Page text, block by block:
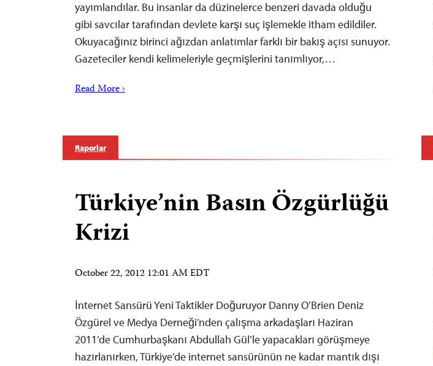
yayımlandılar. Bu insanlar da düzinelerce benzeri davada olduğu
gibi savcılar tarafından devlete karşı suç işlemekle itham edildiler.
Okuyacağınız birinci ağızdan anlatımlar farklı bir bakış açısı sunuyor.
Gazeteciler kendi kelimeleriyle geçmişlerini tanımlıyor,…
Read More ›
Raporlar
Türkiye’nin Basın Özgürlüğü
Krizi
October 22, 2012 12:01 AM EDT
İnternet Sansürü Yeni Taktikler Doğuruyor Danny O’Brien Deniz
Özgürel ve Medya Derneği’nden çalışma arkadaşları Haziran
2011’de Cumhurbaşkanı Abdullah Gül’le yapacakları görüşmeye
hazırlanırken, Türkiye’de internet sansürünün ne kadar mantık dışı